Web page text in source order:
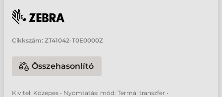
Cikkszám: ZT41042-T0E0000Z
Összehasonlító
Kivitel: Közepes • Nyomtatási mód: Termál transzfer •